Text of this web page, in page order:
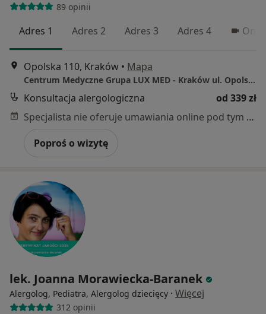
89 opinii
Adres 1 Adres 2 Adres 3 Adres 4
Opolska 110, Kraków • Mapa
Centrum Medyczne Grupa LUX MED - Kraków ul. Opolska 110
Konsultacja alergologiczna
od 339 zł
Specjalista nie oferuje umawiania online pod tym adresem.
Poproś o wizytę
lek. Joanna Morawiecka-Baranek
Alergolog, Pediatra, Alergolog dziecięcy · Więcej
312 opinii